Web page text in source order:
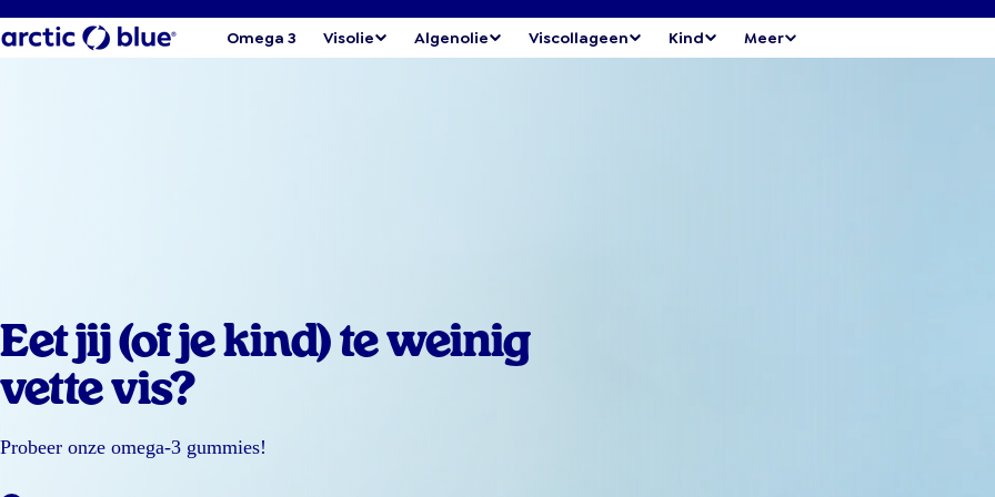
Omega 3 Visolie Algenolie Viscollageen Kind Meer
Eet jij (of je kind) te weinig
vette vis?
Probeer onze omega-3 gummies!